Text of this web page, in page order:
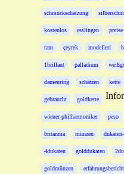
schmuckschätzung
kostenlos esslingen preise
tam çeyrek modelleri
1brillant palladium
damenring schätzen kette
gebraucht goldkette
wiener-philharmoniker peso
britannia münzen
4dukaten golddukaten
goldmünzen